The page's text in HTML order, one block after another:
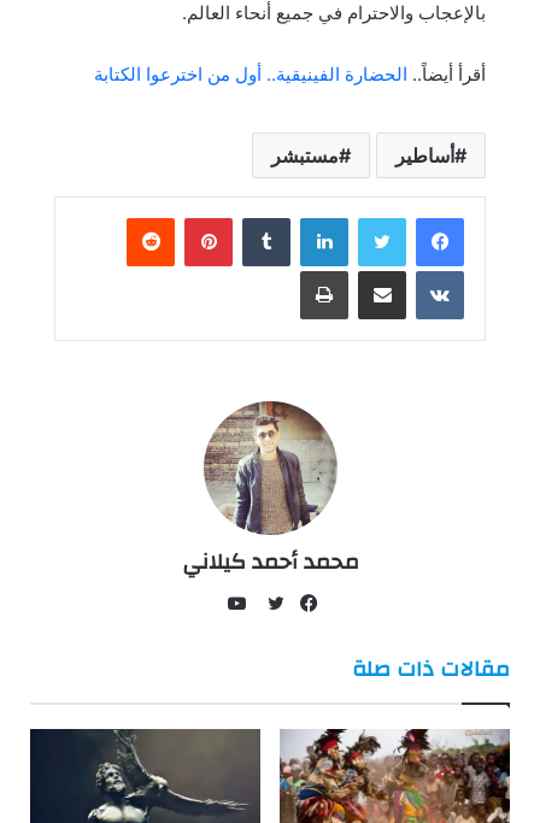
بالإعجاب والاحترام في جميع أنحاء العالم.
أقرأ أيضاً.. الحضارة الفينيقية.. أول من اخترعوا الكتابة
أساطير مستبشر
لينكدإن بينتيريست
مشاركة عبر البريد طباعة
محمد أحمد كيلاني
مقالات ذات صلة